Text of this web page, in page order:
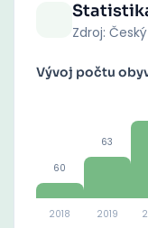
Zdroj:
Vývoj počtu
60
2018
63
2019